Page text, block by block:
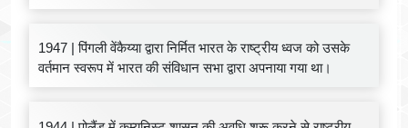
1947 | पिंगली वेंकैय्या द्वारा निर्मित भारत के राष्ट्रीय ध्वज को उसके
वर्तमान स्वरूप में भारत की संविधान सभा द्वारा अपनाया गया था।